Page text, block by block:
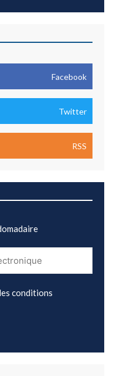
Facebook
Twitter
RSS
conditions